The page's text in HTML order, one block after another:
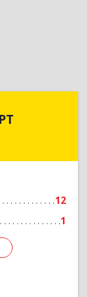
12
1
ЭКСПЕРТ
г,